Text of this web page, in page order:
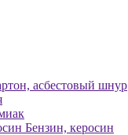
асбестовый шнур
Бензин, керосин